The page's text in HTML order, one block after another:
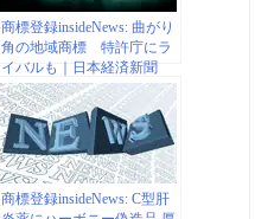
商標登録insideNews: 曲がり
角の地域商標 特許庁にラ
イバルも｜日本経済新聞
商標登録insideNews: C型肝